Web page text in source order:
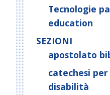
Tecnologie
education
SEZIONI
apostolato
catechesi
disabilità